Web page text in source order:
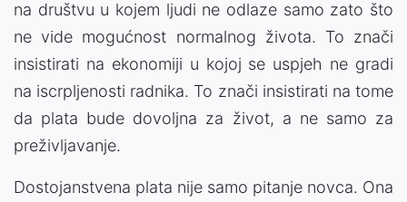
na društvu u kojem ljudi ne odlaze samo zato što
ne vide mogućnost normalnog života. To znači
insistirati na ekonomiji u kojoj se uspjeh ne gradi
na iscrpljenosti radnika. To znači insistirati na tome
da plata bude dovoljna za život, a ne samo za
preživljavanje.
Dostojanstvena plata nije samo pitanje novca. Ona